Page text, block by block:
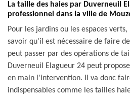
La taille des haies par Duverneuil
professionnel dans la ville de
Pour les jardins ou les espaces
savoir qu'il est nécessaire de faire
peut passer par des opérations de
Duverneuil Elagueur 24 peut
en main l'intervention. Il va donc
indispensables comme les tailles